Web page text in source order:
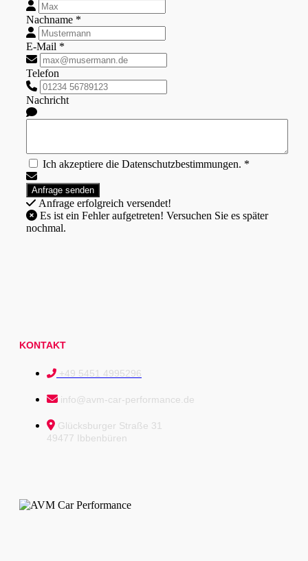
Nachname *
E-Mail *
Telefon
Nachricht
Ich akzeptiere die Datenschutzbestimmungen. *
Anfrage erfolgreich versendet!
nochmal.
KONTAKT
+49 5451 4995296
info@avm-car-performance.de
Glücksburger Straße 31
49477 Ibbenbüren